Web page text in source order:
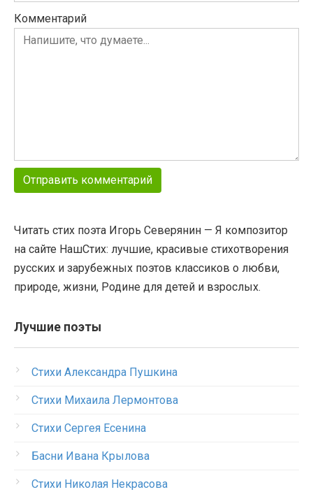
Комментарий
Читать стих поэта Игорь Северянин — Я композитор
на сайте НашСтих: лучшие, красивые стихотворения
русских и зарубежных поэтов классиков о любви,
природе, жизни, Родине для детей и взрослых.
Лучшие поэты
Стихи Александра Пушкина
Стихи Михаила Лермонтова
Стихи Сергея Есенина
Басни Ивана Крылова
Стихи Николая Некрасова